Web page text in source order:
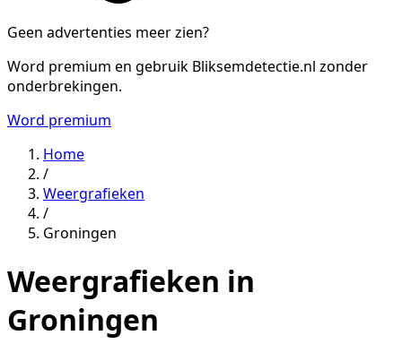
Geen advertenties meer zien?
Word premium en gebruik Bliksemdetectie.nl zonder
onderbrekingen.
Word premium
Home
/
Weergrafieken
/
Groningen
Weergrafieken in
Groningen